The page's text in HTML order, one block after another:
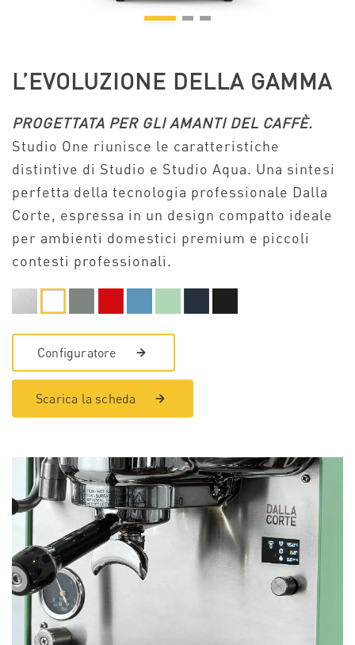
L’EVOLUZIONE DELLA GAMMA
PROGETTATA PER GLI AMANTI DEL CAFFÈ.
Studio One riunisce le caratteristiche
distintive di Studio e Studio Aqua. Una sintesi
perfetta della tecnologia professionale Dalla
Corte, espressa in un design compatto ideale
per ambienti domestici premium e piccoli
contesti professionali.
Configuratore
Scarica la scheda